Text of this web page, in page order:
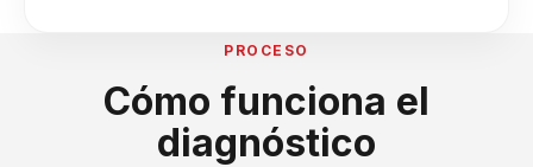
PROCESO
Cómo funciona el
diagnóstico